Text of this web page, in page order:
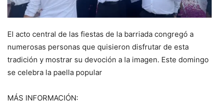
El acto central de las fiestas de la barriada congregó a
numerosas personas que quisieron disfrutar de esta
tradición y mostrar su devoción a la imagen. Este domingo
se celebra la paella popular
MÁS INFORMACIÓN: